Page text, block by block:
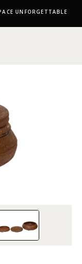
UNFORGETTABLE